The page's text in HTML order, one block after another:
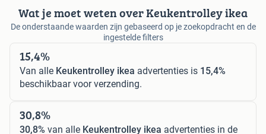
Wat je moet weten over Keukentrolley ikea
De onderstaande waarden zijn gebaseerd op je zoekopdracht en de
ingestelde filters
15,4%
Van alle Keukentrolley ikea advertenties is 15,4%
beschikbaar voor verzending.
30,8%
30,8% van alle Keukentrolley ikea advertenties in de